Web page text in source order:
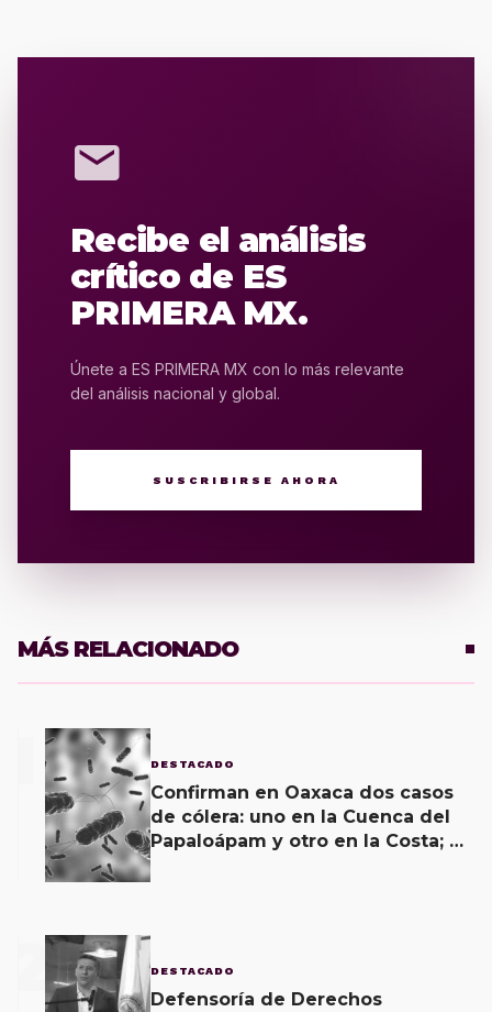
mail
Recibe el análisis
crítico de ES
PRIMERA MX.
Únete a ES PRIMERA MX con lo más relevante
del análisis nacional y global.
SUSCRIBIRSE AHORA
MÁS RELACIONADO
DESTACADO
Confirman en Oaxaca dos casos
de cólera: uno en la Cuenca del
Papaloápam y otro en la Costa; el
2 DESTACADO
Defensoría de Derechos